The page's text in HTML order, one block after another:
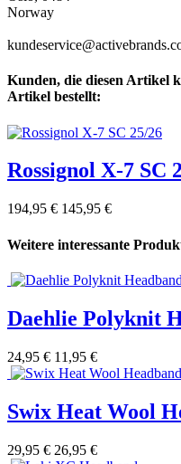
Norway
Kunden, die diesen Artikel
Artikel bestellt:
Rossignol X-7 SC
194,95 € 145,95 €
Weitere interessante
Daehlie Polyknit
24,95 € 11,95 €
Swix Heat Wool
29,95 € 26,95 €